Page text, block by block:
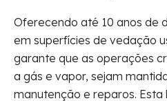
Oferecendo até 10 anos de
em superfícies de vedação
garante que as operações
a gás e vapor, sejam
manutenção e reparos. Esta